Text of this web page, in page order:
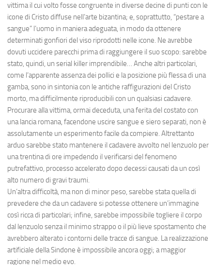
vittima il cui volto fosse congruente in diverse decine di punti con le
icone di Cristo diffuse nell’arte bizantina; e, soprattutto, “pestare a
sangue” l’uomo in maniera adeguata, in modo da ottenere
determinati gonfiori del viso riprodotti nelle icone. Ne avrebbe
dovuti uccidere parecchi prima di raggiungere il suo scopo: sarebbe
stato, quindi, un serial killer imprendibile… Anche altri particolari,
come l’apparente assenza dei pollici e la posizione più flessa di una
gamba, sono in sintonia con le antiche raffigurazioni del Cristo
morto, ma difficilmente riproducibili con un qualsiasi cadavere.
Procurare alla vittima, ormai deceduta, una ferita del costato con
una lancia romana, facendone uscire sangue e siero separati, non è
assolutamente un esperimento facile da compiere. Altrettanto
arduo sarebbe stato mantenere il cadavere avvolto nel lenzuolo per
una trentina di ore impedendo il verificarsi del fenomeno
putrefattivo, processo accelerato dopo decessi causati da un così
alto numero di gravi traumi.
Un’altra difficoltà, ma non di minor peso, sarebbe stata quella di
prevedere che da un cadavere si potesse ottenere un’immagine
così ricca di particolari; infine, sarebbe impossibile togliere il corpo
dal lenzuolo senza il minimo strappo o il più lieve spostamento che
avrebbero alterato i contorni delle tracce di sangue. La realizzazione
artificiale della Sindone è impossibile ancora oggi; a maggior
ragione nel medio evo.